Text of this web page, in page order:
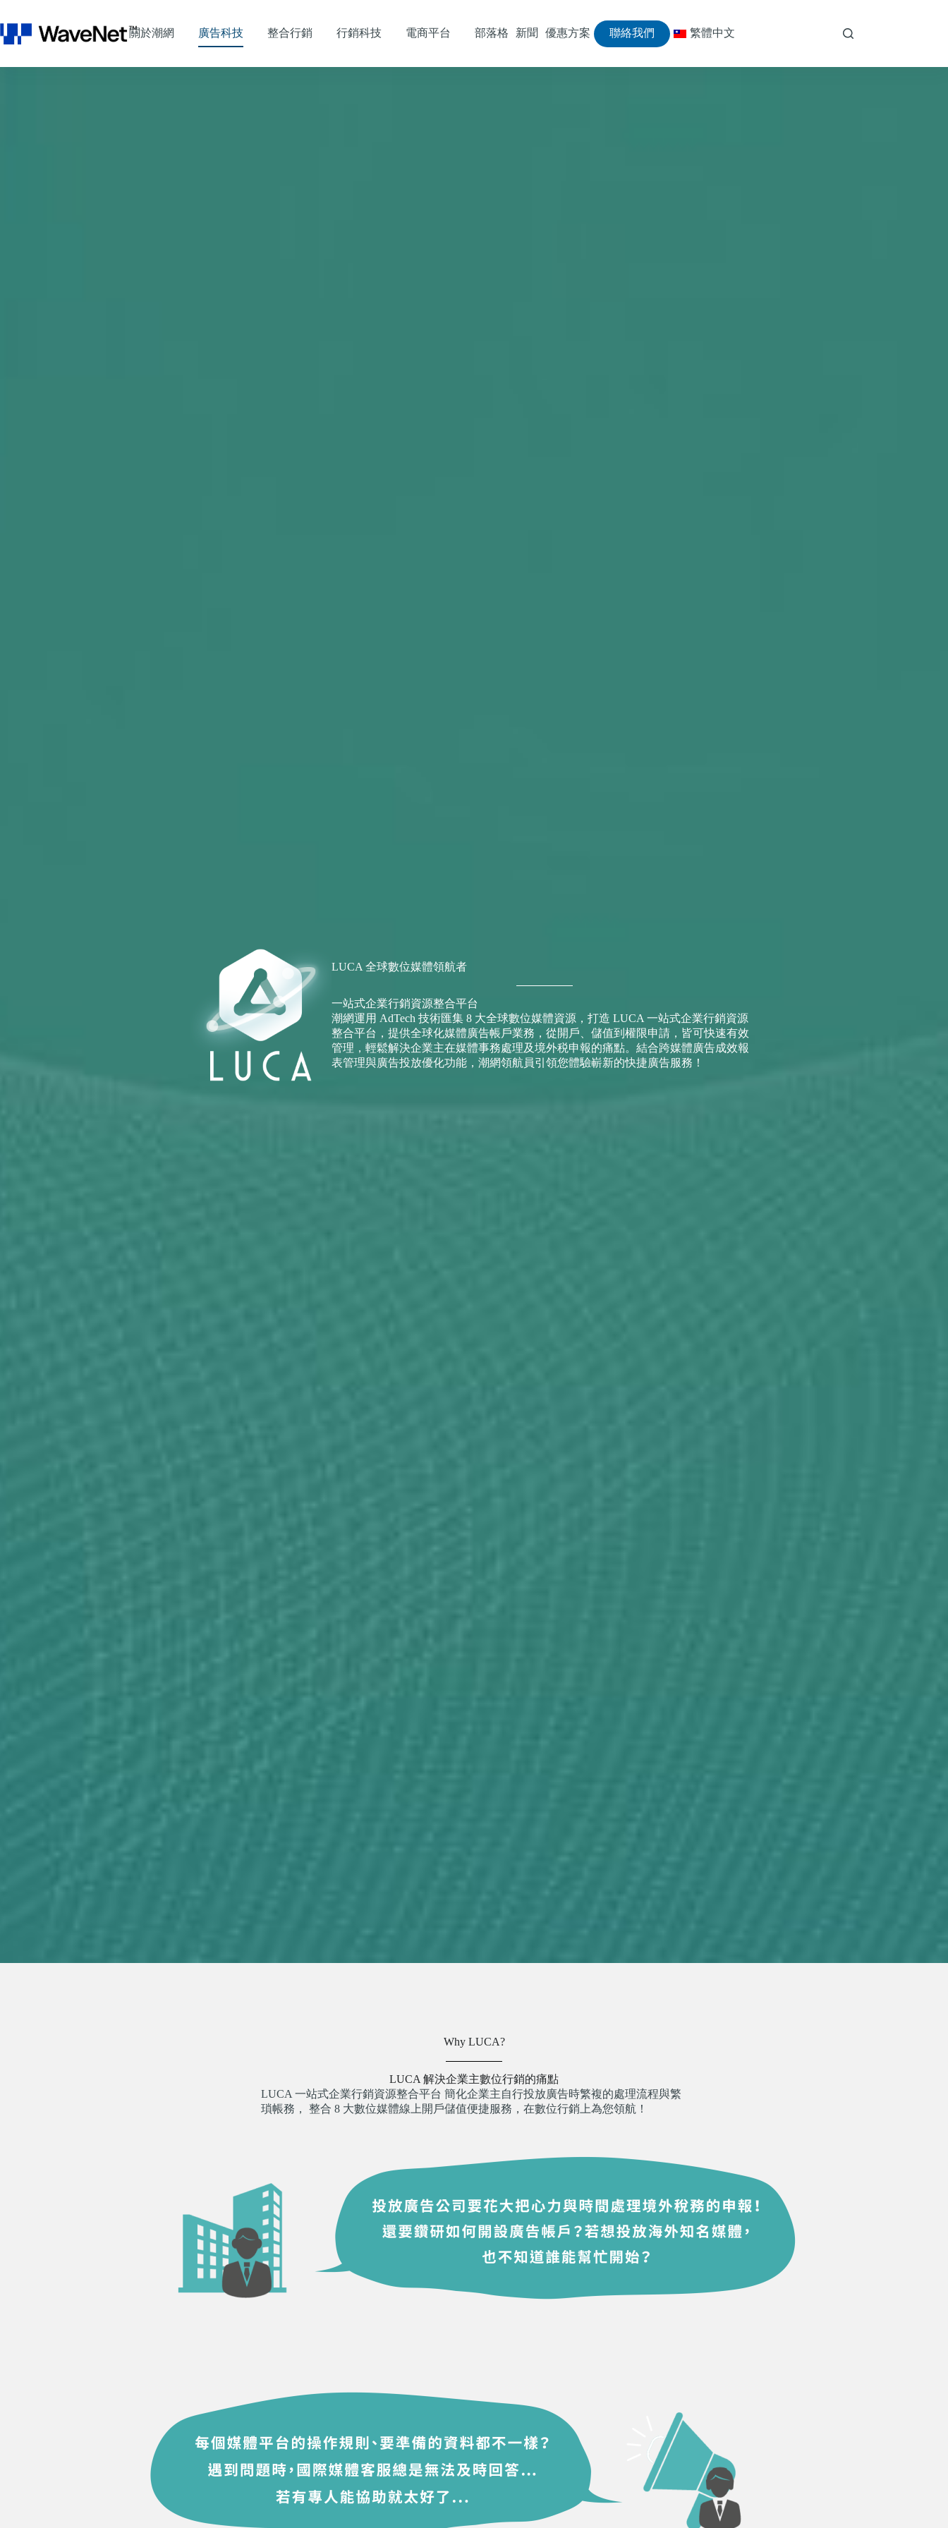
關於潮網 廣告科技 整合行銷 行銷科技 電商平台 部落格 新聞 優惠方案 聯絡我們 繁體中文
LUCA 全球數位媒體領航者
一站式企業行銷資源整合平台
潮網運用 AdTech 技術匯集 8 大全球數位媒體資源，打造 LUCA 一站式企業行銷資源
整合平台，提供全球化媒體廣告帳戶業務，從開戶、儲值到權限申請，皆可快速有效
管理，輕鬆解決企業主在媒體事務處理及境外税申報的痛點。結合跨媒體廣告成效報
表管理與廣告投放優化功能，潮網領航員引領您體驗嶄新的快捷廣告服務！
Why LUCA?
LUCA 解決企業主數位行銷的痛點
LUCA 一站式企業行銷資源整合平台 簡化企業主自行投放廣告時繁複的處理流程與繁
瑣帳務， 整合 8 大數位媒體線上開戶儲值便捷服務，在數位行銷上為您領航！